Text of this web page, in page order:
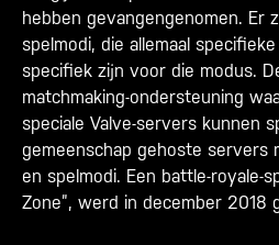
hebben gevangengenomen. Er
spelmodi, die allemaal
specifiek zijn voor die modus.
matchmaking-ondersteuning
speciale Valve-servers kunnen
gemeenschap gehoste servers
en spelmodi. Een battle-royale-
Zone”, werd in december 2018